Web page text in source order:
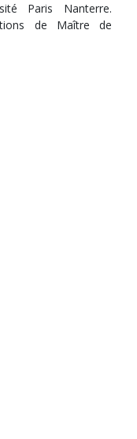
Paris Nanterre.
de Maître de